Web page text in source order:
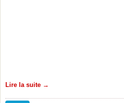
Lire la suite →